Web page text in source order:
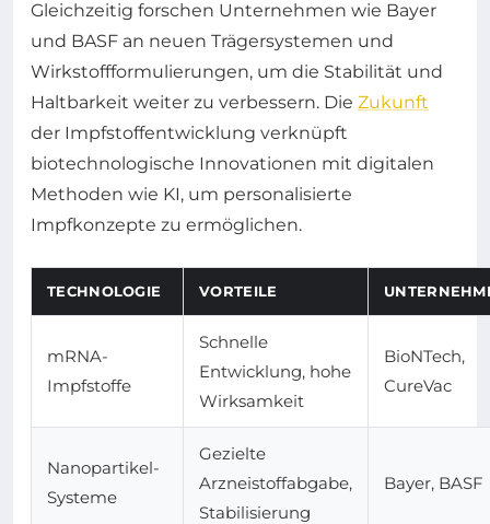
Gleichzeitig forschen Unternehmen wie Bayer
und BASF an neuen Trägersystemen und
Wirkstoffformulierungen, um die Stabilität und
Haltbarkeit weiter zu verbessern. Die Zukunft
der Impfstoffentwicklung verknüpft
biotechnologische Innovationen mit digitalen
Methoden wie KI, um personalisierte
Impfkonzepte zu ermöglichen.
TECHNOLOGIE VORTEILE
mRNA-
Impfstoffe
Schnelle
Entwicklung, hohe
Wirksamkeit
BioNTech,
CureVac
Nanopartikel-
Systeme
Gezielte
Arzneistoffabgabe,
Stabilisierung
Bayer, BASF